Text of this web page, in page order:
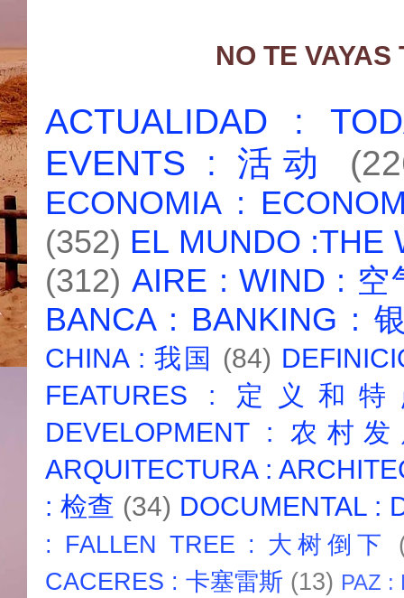
NO TE
ACTUALIDAD :
EVENTS : 活动
ECONOMIA :
(352) EL MUNDO :THE
(312) AIRE : WIND : 空
BANCA : BANKING :
CHINA : 我国 (84)
FEATURES : 定义和
DEVELOPMENT : 农村
ARQUITECTURA :
: 检查 (34) DOCUMENTAL :
: FALLEN TREE : 大树倒下
CACERES : 卡塞雷斯 (13) PAZ :